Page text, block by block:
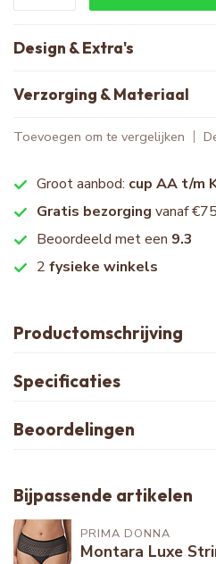
Design & Extra's
Verzorging & Materiaal
Toevoegen om te vergelijken
Groot aanbod: cup AA t/m
Gratis bezorging vanaf
Beoordeeld met een 9.3
2 fysieke winkels
Productomschrijving
Specificaties
Beoordelingen
Bijpassende artikelen
PRIMA DONNA
Montara Luxe